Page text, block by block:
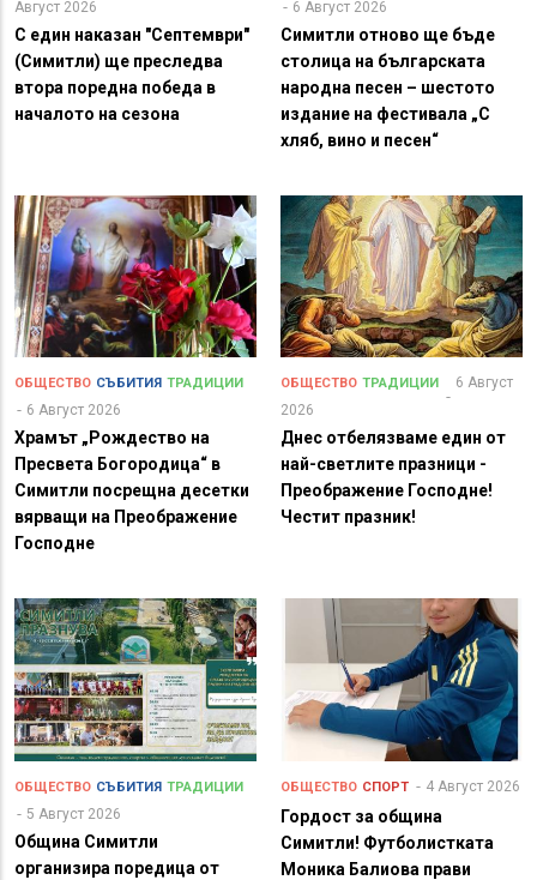
Август 2026
С един наказан "Септември"
(Симитли) ще преследва
втора поредна победа в
началото на сезона
6 Август 2026
Симитли отново ще бъде
столица на българската
народна песен – шестото
издание на фестивала „С
хляб, вино и песен“
ОБЩЕСТВО СЪБИТИЯ ТРАДИЦИИ
6 Август 2026
Храмът „Рождество на
Пресвета Богородица“ в
Симитли посрещна десетки
вярващи на Преображение
Господне
ОБЩЕСТВО ТРАДИЦИИ
6 Август
2026
Днес отбелязваме един от
най-светлите празници -
Преображение Господне!
Честит празник!
ОБЩЕСТВО СЪБИТИЯ ТРАДИЦИИ
5 Август 2026
Община Симитли
организира поредица от
ОБЩЕСТВО СПОРТ 4 Август 2026
Гордост за община
Симитли! Футболистката
Моника Балиова прави